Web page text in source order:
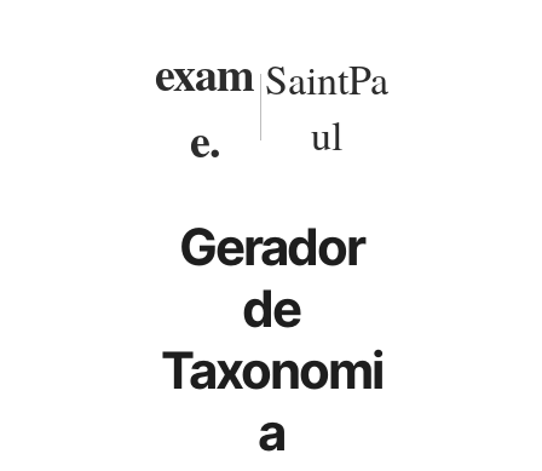
exam
e.
SaintPa
ul
Gerador
de
Taxonomi
a